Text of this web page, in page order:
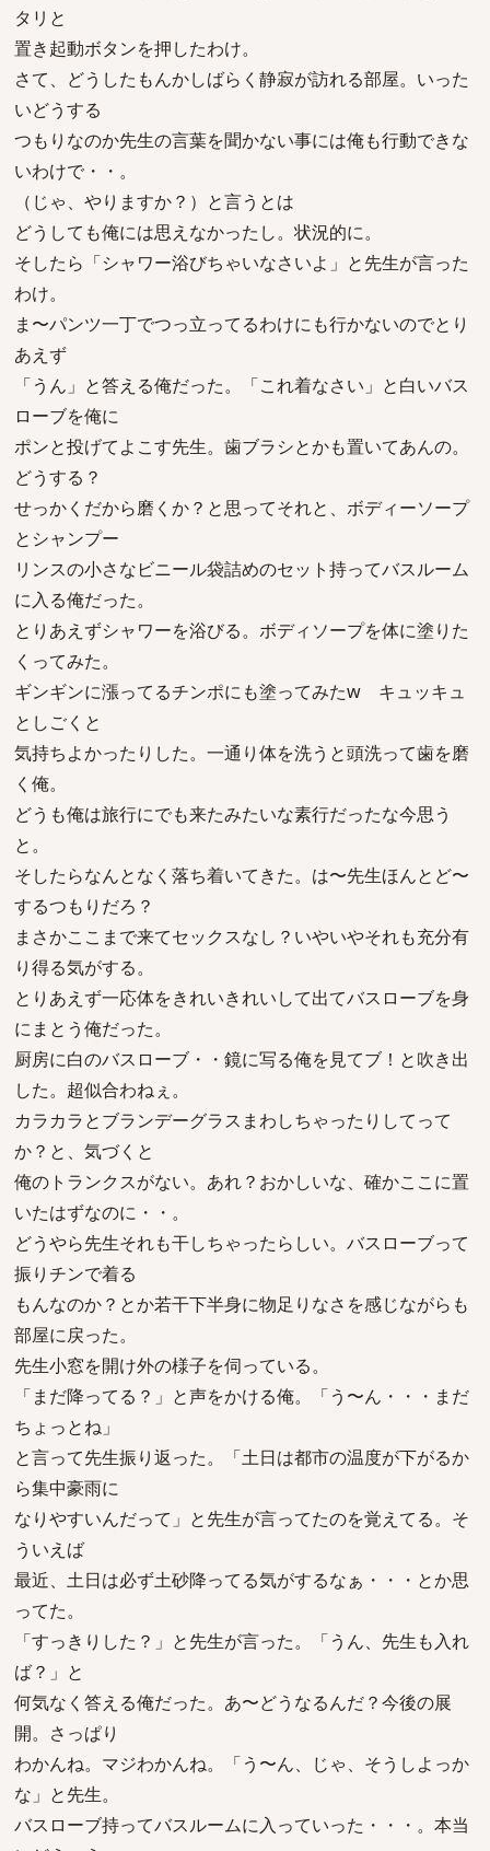
タリと
置き起動ボタンを押したわけ。
さて、どうしたもんかしばらく静寂が訪れる部屋。いった
いどうする
つもりなのか先生の言葉を聞かない事には俺も行動できな
いわけで・・。
（じゃ、やりますか？）と言うとは
どうしても俺には思えなかったし。状況的に。
そしたら「シャワー浴びちゃいなさいよ」と先生が言った
わけ。
ま〜パンツ一丁でつっ立ってるわけにも行かないのでとり
あえず
「うん」と答える俺だった。「これ着なさい」と白いバス
ローブを俺に
ポンと投げてよこす先生。歯ブラシとかも置いてあんの。
どうする？
せっかくだから磨くか？と思ってそれと、ボディーソープ
とシャンプー
リンスの小さなビニール袋詰めのセット持ってバスルーム
に入る俺だった。
とりあえずシャワーを浴びる。ボディソープを体に塗りた
くってみた。
ギンギンに漲ってるチンポにも塗ってみたw キュッキュ
としごくと
気持ちよかったりした。一通り体を洗うと頭洗って歯を磨
く俺。
どうも俺は旅行にでも来たみたいな素行だったな今思う
と。
そしたらなんとなく落ち着いてきた。は〜先生ほんとど〜
するつもりだろ？
まさかここまで来てセックスなし？いやいやそれも充分有
り得る気がする。
とりあえず一応体をきれいきれいして出てバスローブを身
にまとう俺だった。
厨房に白のバスローブ・・鏡に写る俺を見てブ！と吹き出
した。超似合わねぇ。
カラカラとブランデーグラスまわしちゃったりしてって
か？と、気づくと
俺のトランクスがない。あれ？おかしいな、確かここに置
いたはずなのに・・。
どうやら先生それも干しちゃったらしい。バスローブって
振りチンで着る
もんなのか？とか若干下半身に物足りなさを感じながらも
部屋に戻った。
先生小窓を開け外の様子を伺っている。
「まだ降ってる？」と声をかける俺。「う〜ん・・・まだ
ちょっとね」
と言って先生振り返った。「土日は都市の温度が下がるか
ら集中豪雨に
なりやすいんだって」と先生が言ってたのを覚えてる。そ
ういえば
最近、土日は必ず土砂降ってる気がするなぁ・・・とか思
ってた。
「すっきりした？」と先生が言った。「うん、先生も入れ
ば？」と
何気なく答える俺だった。あ〜どうなるんだ？今後の展
開。さっぱり
わかんね。マジわかんね。「う〜ん、じゃ、そうしよっか
な」と先生。
バスローブ持ってバスルームに入っていった・・・。本当